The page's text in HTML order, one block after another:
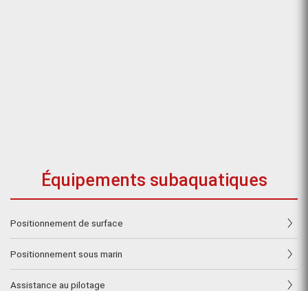
Équipements subaquatiques
Positionnement de surface
Positionnement sous marin
Assistance au pilotage